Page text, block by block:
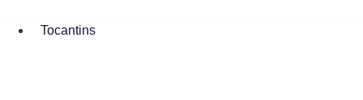
Tocantins